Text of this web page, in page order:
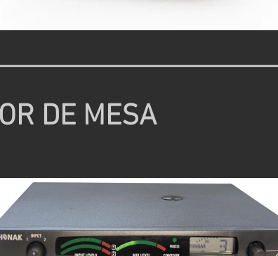
DE MESA